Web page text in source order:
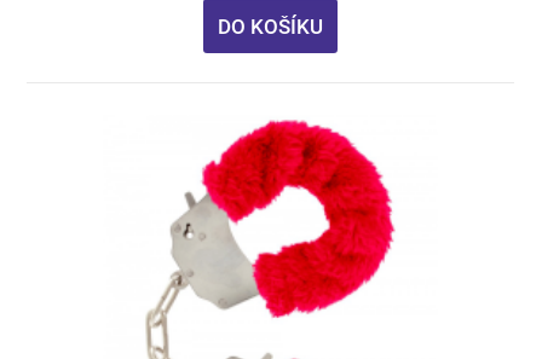
DO KOŠÍKU